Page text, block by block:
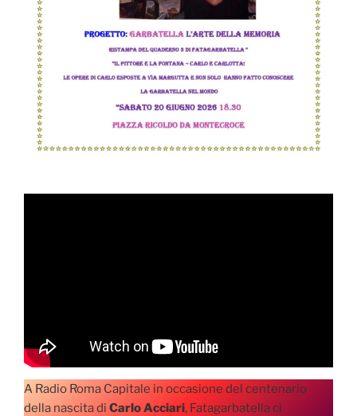
A Radio Roma Capitale in occasione del centenario
della nascita di Carlo Acciari, Fatagarbatella ci